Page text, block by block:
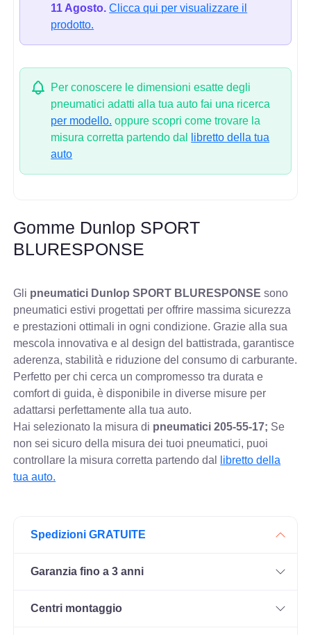
11 Agosto. Clicca qui per visualizzare il
prodotto.
Per conoscere le dimensioni esatte degli
pneumatici adatti alla tua auto fai una ricerca
per modello. oppure scopri come trovare la
misura corretta partendo dal
libretto della tua
auto
Gomme Dunlop SPORT
BLURESPONSE
Gli pneumatici Dunlop SPORT BLURESPONSE sono
pneumatici estivi progettati per offrire massima sicurezza
e prestazioni ottimali in ogni condizione. Grazie alla sua
mescola innovativa e al design del battistrada, garantisce
aderenza, stabilità e riduzione del consumo di carburante.
Perfetto per chi cerca un compromesso tra durata e
comfort di guida, è disponibile in diverse misure per
adattarsi perfettamente alla tua auto.
Hai selezionato la misura di pneumatici205-55-17; Se
non sei sicuro della misura dei tuoi pneumatici, puoi
controllare la misura corretta partendo dal
libretto della
tua auto.
Spedizioni GRATUITE
Garanzia fino a 3 anni
Centri montaggio